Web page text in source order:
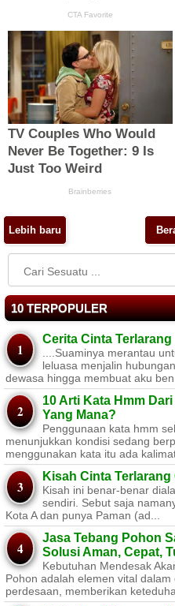
Lebih baru
10 TERPOPULER
Cerita Cinta
....Suaminya merantau
leluasa menjalin
dewasa hingga membuat aku
10 Arti Kata Hmm
Yang Mana?
Penggunaan kata hmm
menunjukkan kondisi sedang
menggunakan kata itu ada kalimat
Kisah Cinta
Kisah ini benar-benar
sendiri. Sebut saja
Kota A dan punya Paman (ad...
Jasa Tebang Pohon
Solusi Aman, Cepat,
Kebutuhan Mendesak
Pohon adalah elemen vital
perdesaan, memberikan